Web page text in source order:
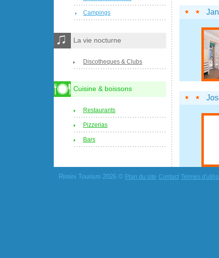
Campings
La vie nocturne
Discotheques & Clubs
Cuisine & boissons
Restaurants
Pizzerias
Bars
Rimini Tourism 2026 © Plan du site Contact Termes